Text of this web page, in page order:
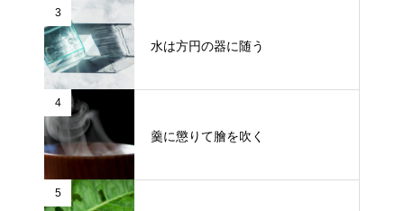
3
水は方円の器に随う
4
羹に懲りて膾を吹く
5